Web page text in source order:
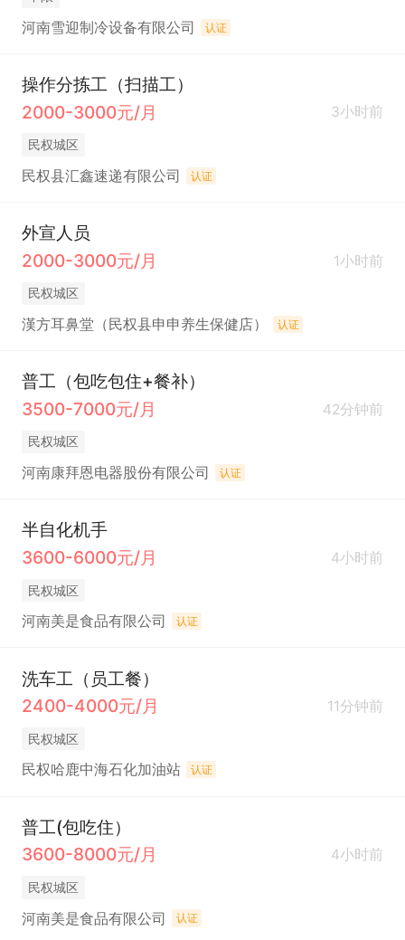
河南雪迎制冷设备有限公司 认证
操作分拣工（扫描工）
2000-3000元/月
3小时前
民权城区
民权县汇鑫速递有限公司 认证
外宣人员
2000-3000元/月
1小时前
民权城区
漢方耳鼻堂（民权县申申养生保健店） 认证
普工（包吃包住+餐补）
3500-7000元/月
42分钟前
民权城区
河南康拜恩电器股份有限公司 认证
半自化机手
3600-6000元/月
4小时前
民权城区
河南美是食品有限公司 认证
洗车工（员工餐）
2400-4000元/月
11分钟前
民权城区
民权哈鹿中海石化加油站 认证
普工(包吃住）
3600-8000元/月
4小时前
民权城区
河南美是食品有限公司 认证